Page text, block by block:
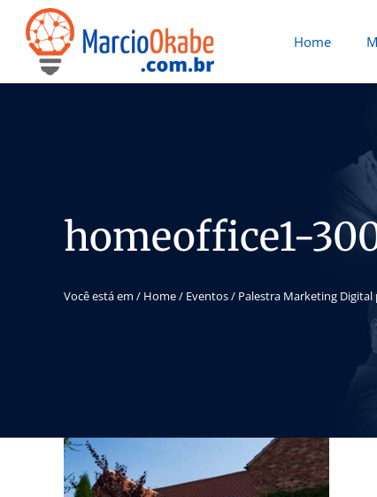
Home
homeoffice1-
Você está em / Home/ Eventos/ Palestra Marketing Digital